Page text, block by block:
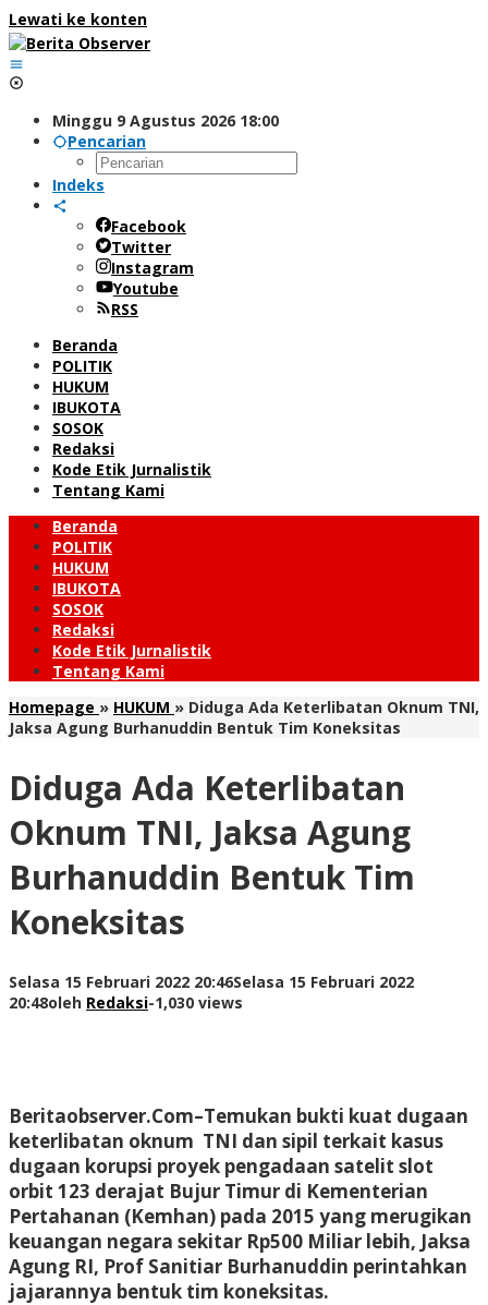
Lewati ke konten
Minggu 9 Agustus 2026 18:00
Pencarian
Indeks
Facebook
Twitter
Instagram
Youtube
RSS
Beranda
POLITIK
HUKUM
IBUKOTA
SOSOK
Redaksi
Kode Etik Jurnalistik
Tentang Kami
Beranda
POLITIK
HUKUM
IBUKOTA
SOSOK
Redaksi
Kode Etik Jurnalistik
Tentang Kami
Homepage » HUKUM » Diduga Ada Keterlibatan Oknum TNI,
Jaksa Agung Burhanuddin Bentuk Tim Koneksitas
Diduga Ada Keterlibatan
Oknum TNI, Jaksa Agung
Burhanuddin Bentuk Tim
Koneksitas
Selasa 15 Februari 2022 20:46Selasa 15 Februari 2022
20:48oleh Redaksi-1,030 views
Beritaobserver.Com–Temukan bukti kuat dugaan
keterlibatan oknum TNI dan sipil terkait kasus
dugaan korupsi proyek pengadaan satelit slot
orbit 123 derajat Bujur Timur di Kementerian
Pertahanan (Kemhan) pada 2015 yang merugikan
keuangan negara sekitar Rp500 Miliar lebih, Jaksa
Agung RI, Prof Sanitiar Burhanuddin perintahkan
jajarannya bentuk tim koneksitas.